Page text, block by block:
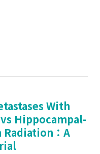
With
Hippocampal-
Radiation：A